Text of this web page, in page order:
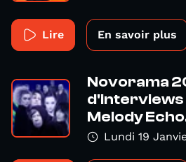
Lire En savoir plus
Novorama
d'interviews
Melody
Lundi 19